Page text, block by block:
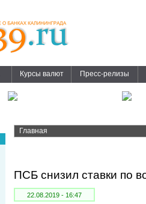
Курсы валют Пресс-релизы
Главная
ПСБ снизил ставки по
22.08.2019 - 16:47